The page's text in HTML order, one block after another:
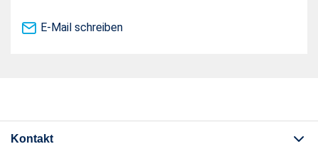
E-Mail schreiben
Kontakt